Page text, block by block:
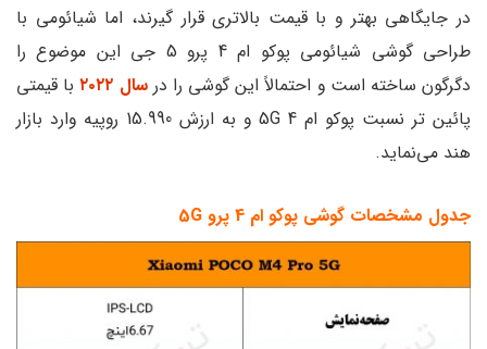
در جایگاهی بهتر و با قیمت بالاتری قرار ‌گیرند، اما شیائومی با
طراحی گوشی شیائومی پوکو ام 4 پرو 5 جی این موضوع را
دگرگون ساخته است و احتمالاً این گوشی را درسال ۲۰۲۲
با قیمتی
پائین تر نسبت پوکو ام 4 5G و به ارزش 15.990 روپیه وارد بازار
هند می‌نماید.
جدول مشخصات گوشی پوکو ام 4 پرو 5G